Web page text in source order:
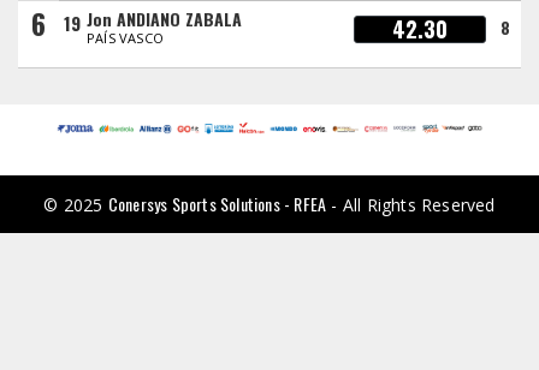
6 19 Jon ANDIANO ZABALA
PAÍS VASCO 42.30 8
© 2025 Conersys Sports Solutions - RFEA - All Rights Reserved